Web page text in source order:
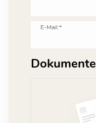
E-Mail:*
Dokumente